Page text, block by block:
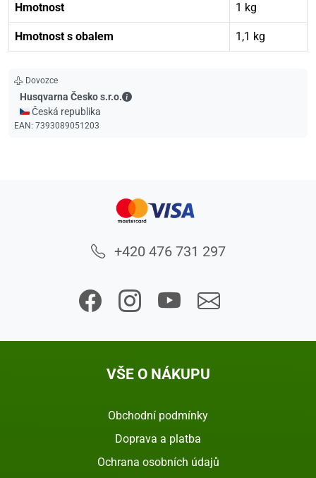
Hmotnost 1 kg
Hmotnost s obalem 1,1 kg
Dovozce
Husqvarna Česko s.r.o.
Husqvarna Česko s.r.o. - Kontaktní údaje
🇨🇿 Česká republika
EAN: 7393089051203
+420 476 731 297
VŠE O NÁKUPU
Obchodní podmínky
Doprava a platba
Ochrana osobních údajů